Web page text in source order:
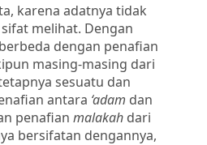
karena adatnya tidak
melihat. Dengan
dengan penafian
masing-masing dari
sesuatu dan
antara ‘adam dan
penafian malakah dari
bersifatan dengannya,